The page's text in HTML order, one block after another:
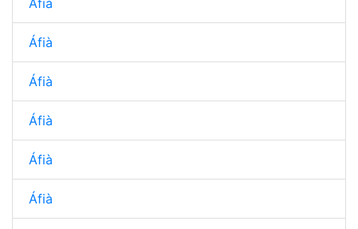
Áfià
Áfià
Áfià
Áfià
Áfià
Áfià